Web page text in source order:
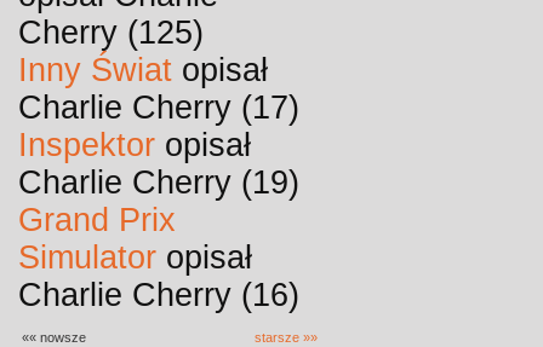
Cherry (125)
Inny Świat opisał
Charlie Cherry (17)
Inspektor opisał
Charlie Cherry (19)
Grand Prix
Simulator opisał
Charlie Cherry (16)
«« nowsze starsze »»